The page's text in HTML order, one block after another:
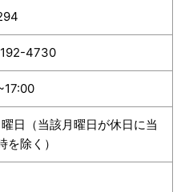
4730
日（当該月曜日が休日に当
を除く）